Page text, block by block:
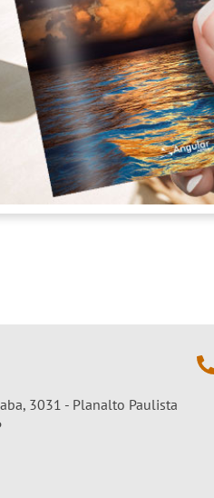
3031 - Planalto Paulista